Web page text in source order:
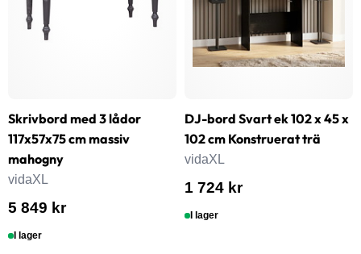
Skrivbord med 3 lådor
117x57x75 cm massiv
mahogny
vidaXL
5 849 kr
I lager
DJ-bord Svart ek 102 x 45 x
102 cm Konstruerat trä
vidaXL
1 724 kr
I lager